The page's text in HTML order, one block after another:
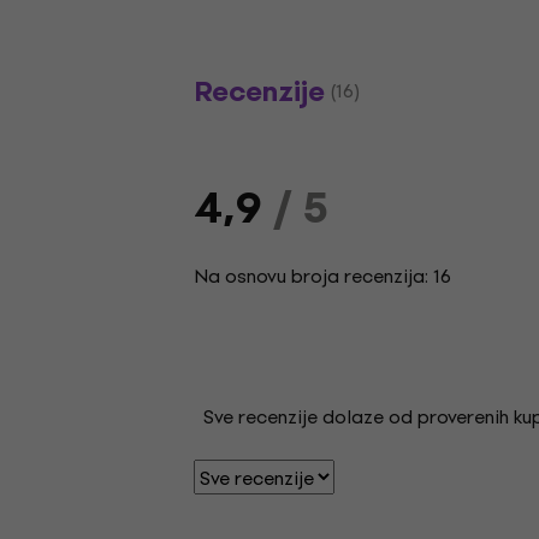
Recenzije (16)
4,9/ 5
Na osnovu broja recenzija: 16
Sve recenzije dolaze od proverenih